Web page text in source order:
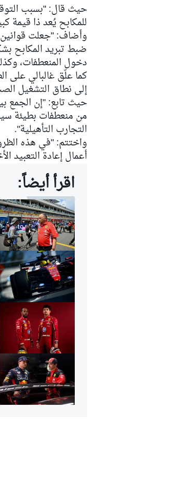
حيث قال: "بسبب
للمكابح يُعد ذا قيمة
ضبط تبريد المكابح
دخول المنعطفات،
كما علّق غالبالي على
إلى نطاق التشغيل
حيث تابع: "إن الجمع
من منعطفات بطيئة
التجارب التأهيلية".
واختتم: "في هذه
أعمال إعادة التعبيد
اقرأ أيضاً: